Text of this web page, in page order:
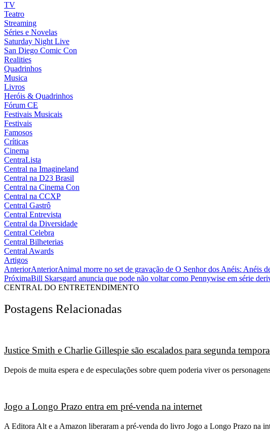
TV
Teatro
Streaming
Séries e Novelas
Saturday Night Live
San Diego Comic Con
Realities
Quadrinhos
Musica
Livros
Heróis & Quadrinhos
Fórum CE
Festivais Musicais
Festivais
Famosos
Críticas
Cinema
CentraLista
Central na Imagineland
Central na D23 Brasil
Central na Cinema Con
Central na CCXP
Central Gastrô
Central Entrevista
Central da Diversidade
Central Celebra
Central Bilheterias
Central Awards
Artigos
AnteriorAnteriorAnimal morre no set de gravação de O Senhor dos Anéis: Anéis
PróximaBill Skarsgard anuncia que pode não voltar como Pennywise em série
CENTRAL DO ENTRETENDIMENTO
Postagens Relacionadas
Justice Smith e Charlie Gillespie são escalados para segunda
Depois de muita espera e de especulações sobre quem poderia viver os
Jogo a Longo Prazo entra em pré-venda na internet
A Editora Alt e a Amazon liberaram a pré-venda do livro Jogo a Longo Prazo na